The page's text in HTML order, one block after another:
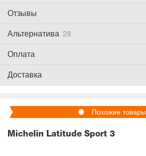
Отзывы
Альтернатива 28
Оплата
Доставка
Похожие товары
Michelin Latitude Sport 3